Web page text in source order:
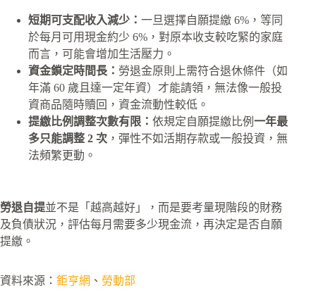
短期可支配收入減少： 一旦選擇自願提繳 6%，等同
於每月可用現金約少 6%，對原本收支較吃緊的家庭
而言，可能會增加生活壓力。
資金鎖定時間長： 勞退金原則上需符合退休條件（如
年滿 60 歲且達一定年資）才能請領，無法像一般投
資商品隨時贖回，資金流動性較低。
提繳比例調整次數有限： 依規定自願提繳比例 一年最
多只能調整 2 次 ，彈性不如活期存款或一般投資，無
法頻繁更動。
勞退自提並不是「越高越好」，而是要考量現階段的財務
及負債狀況，評估每月需要多少現金流，再決定是否自願
提繳。
資料來源： 鉅亨網 、 勞動部